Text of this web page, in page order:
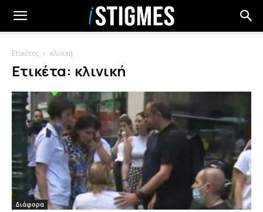
Ετικέτες κλινική
Ετικέτα: κλινική
Διάφορα